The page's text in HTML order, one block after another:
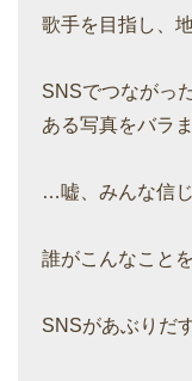
歌手を目指し、
SNSでつながっ
ある写真をバラ
…嘘、みんな信じ
誰がこんなこと
SNSがあぶりだ